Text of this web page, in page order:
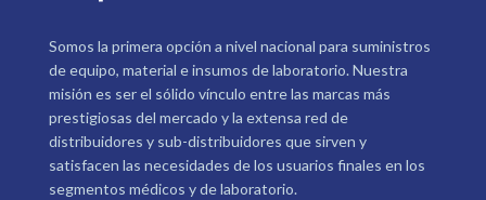
Somos la primera opción a nivel nacional para suministros
de equipo, material e insumos de laboratorio. Nuestra
misión es ser el sólido vínculo entre las marcas más
prestigiosas del mercado y la extensa red de
distribuidores y sub-distribuidores que sirven y
satisfacen las necesidades de los usuarios finales en los
segmentos médicos y de laboratorio.